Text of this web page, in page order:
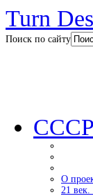
Turn
Поиск по сайту
О
21